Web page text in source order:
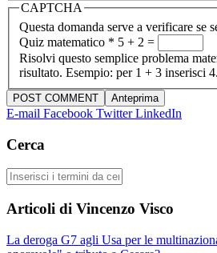
CAPTCHA
Questa domanda serve a verificare se
Quiz matematico * 5 + 2 =
Risolvi questo semplice problema
risultato. Esempio: per 1 + 3 inserisci 4.
E-mail Facebook TwitterLinkedIn
Cerca
Cerca
Articoli di Vincenzo Visco
La deroga G7 agli Usa per le